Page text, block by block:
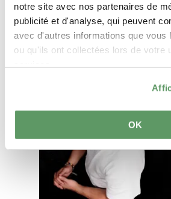
notre site avec nos partenaires de
publicité et d'analyse, qui peuvent
avec d'autres informations que vous
ou qu'ils ont collectées lors de votre
OK